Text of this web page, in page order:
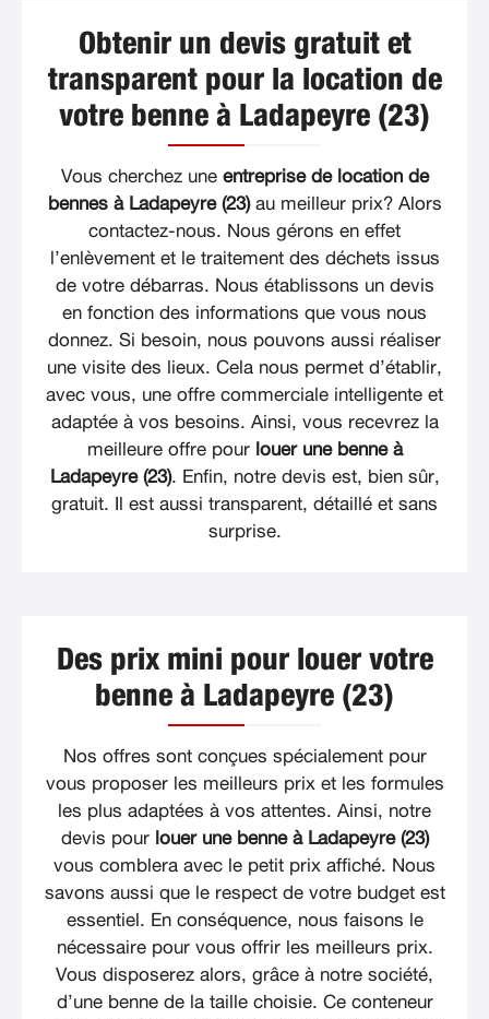
Obtenir un devis gratuit et
transparent pour la location de
votre benne à Ladapeyre (23)
Vous cherchez une entreprise de location de
bennes à Ladapeyre (23)au meilleur prix? Alors
contactez-nous. Nous gérons en effet
l’enlèvement et le traitement des déchets issus
de votre débarras. Nous établissons un devis
en fonction des informations que vous nous
donnez. Si besoin, nous pouvons aussi réaliser
une visite des lieux. Cela nous permet d’établir,
avec vous, une offre commerciale intelligente et
adaptée à vos besoins. Ainsi, vous recevrez la
meilleure offre pour louer une benne à
Ladapeyre (23). Enfin, notre devis est, bien sûr,
gratuit. Il est aussi transparent, détaillé et sans
surprise.
Des prix mini pour louer votre
benne à Ladapeyre (23)
Nos offres sont conçues spécialement pour
vous proposer les meilleurs prix et les formules
les plus adaptées à vos attentes. Ainsi, notre
devis pour louer une benne à Ladapeyre (23)
vous comblera avec le petit prix affiché. Nous
savons aussi que le respect de votre budget est
essentiel. En conséquence, nous faisons le
nécessaire pour vous offrir les meilleurs prix.
Vous disposerez alors, grâce à notre société,
d’une benne de la taille choisie. Ce conteneur